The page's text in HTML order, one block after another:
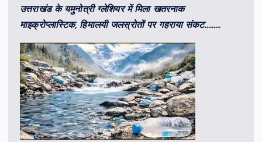
उत्तराखंड के यमुनोत्री ग्लेशियर में मिला खतरनाक
माइक्रोप्लास्टिक, हिमालयी जलस्रोतों पर गहराया संकट………